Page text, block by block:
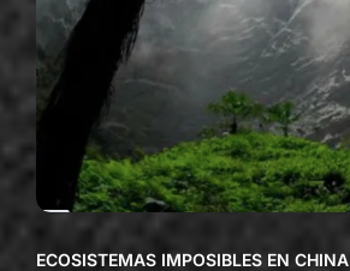
ECOSISTEMAS IMPOSIBLES EN CHINA